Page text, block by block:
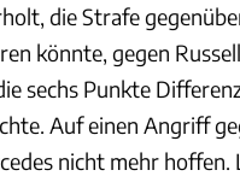
die Strafe
könnte, gegen
sechs Punkte
Auf einen Angriff
nicht mehr hoffen.